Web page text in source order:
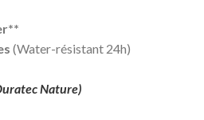
(Water-résistant 24h)
Nature)